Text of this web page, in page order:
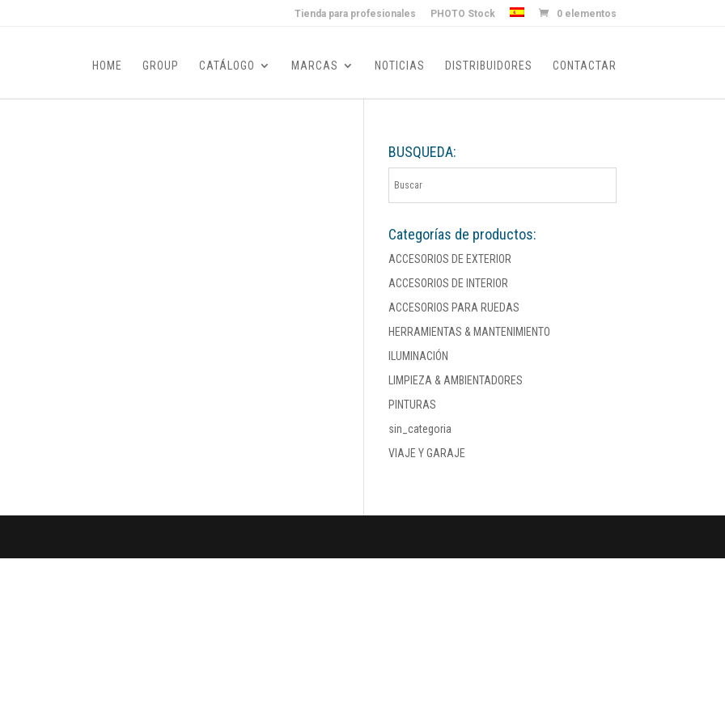
Tienda para profesionales PHOTO Stock 0 elementos
HOME GROUP CATÁLOGO MARCAS NOTICIAS DISTRIBUIDORES CONTACTAR
BUSQUEDA:
Categorías de productos:
ACCESORIOS DE EXTERIOR
ACCESORIOS DE INTERIOR
ACCESORIOS PARA RUEDAS
HERRAMIENTAS & MANTENIMIENTO
ILUMINACIÓN
LIMPIEZA & AMBIENTADORES
PINTURAS
sin_categoria
VIAJE Y GARAJE